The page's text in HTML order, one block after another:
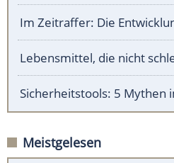
Im Zeitraffer: Die
Lebensmittel, die nicht
Sicherheitstools: 5 Mythen
Meistgelesen